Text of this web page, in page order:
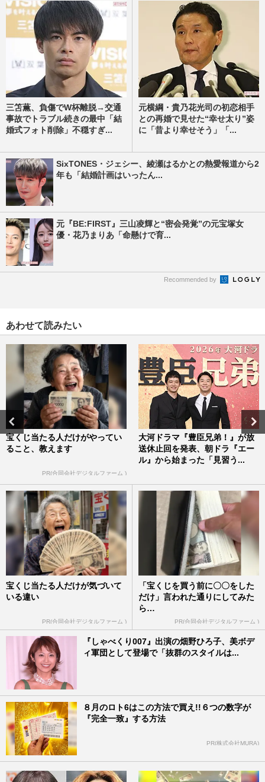
三笘薫、負傷でW杯離脱→交通
事故でトラブル続きの最中「結
婚式フォト削除」不穏すぎ...
元横綱・貴乃花光司の初恋相手
との再婚で見せた“幸せ太り”姿
に「昔より幸せそう」「...
SixTONES・ジェシー、綾瀬はるかとの熱愛報道から2
年も「結婚計画はいったん...
元『BE:FIRST』三山凌輝と“密会発覚”の元宝塚女
優・花乃まりあ「命懸けで育...
Recommended by
あわせて読みたい
宝くじ当たる人だけがやってい
ること、教えます
PR(合同会社デジタルファーム )
大河ドラマ『豊臣兄弟！』が放
送休止回を発表、朝ドラ『エー
ル』から始まった「見習う...
宝くじ当たる人だけが気づいて
いる違い
PR(合同会社デジタルファーム )
「宝くじを買う前に〇〇をした
だけ」言われた通りにしてみた
ら…
PR(合同会社デジタルファーム )
『しゃべくり007』出演の畑野ひろ子、美ボデ
ィ軍団として登場で「抜群のスタイルは...
８月のロト6はこの方法で買え!!６つの数字が
『完全一致』する方法
PR(株式会社MURA)